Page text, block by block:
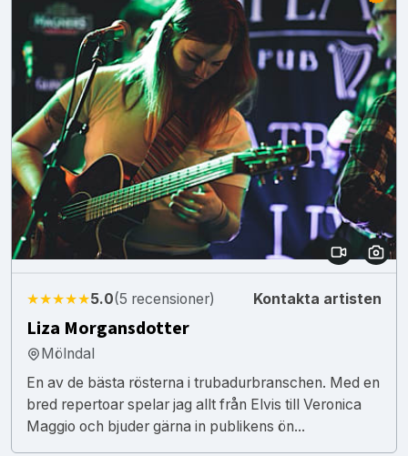
★★★★★5.0(5 recensioner) Kontakta artisten
Liza Morgansdotter
Mölndal
En av de bästa rösterna i trubadurbranschen. Med en
bred repertoar spelar jag allt från Elvis till Veronica
Maggio och bjuder gärna in publikens ön...